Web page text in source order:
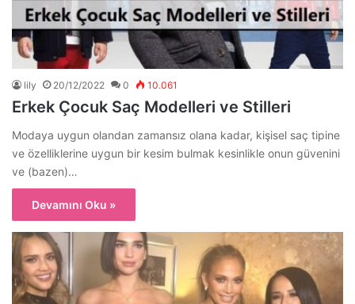
lily 20/12/2022 0 10.061
Erkek Çocuk Saç Modelleri ve Stilleri
Modaya uygun olandan zamansız olana kadar, kişisel saç tipine
ve özelliklerine uygun bir kesim bulmak kesinlikle onun güvenini
ve (bazen)…
Devamını Oku »